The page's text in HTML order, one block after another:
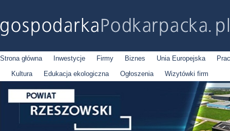
Strona główna Inwestycje Firmy Biznes Unia Europejska
Kultura
Edukacja ekologiczna Ogłoszenia Wizytówki firm